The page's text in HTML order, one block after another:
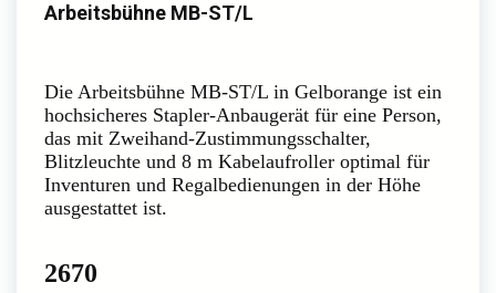
Arbeitsbühne MB-ST/L
Die Arbeitsbühne MB-ST/L in Gelborange ist ein
hochsicheres Stapler-Anbaugerät für eine Person,
das mit Zweihand-Zustimmungsschalter,
Blitzleuchte und 8 m Kabelaufroller optimal für
Inventuren und Regalbedienungen in der Höhe
ausgestattet ist.
2670